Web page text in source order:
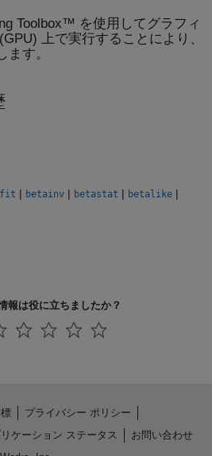
Toolbox™ を使用してグラフィ
上で実行することにより、
ます。
| betainv | betastat | betalike |
報は役に立ちましたか？
プライバシー ポリシー
ケーション ステータス
お問い合わせ